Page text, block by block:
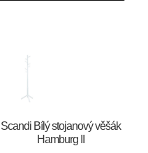
Scandi Bílý stojanový věšák
Hamburg II